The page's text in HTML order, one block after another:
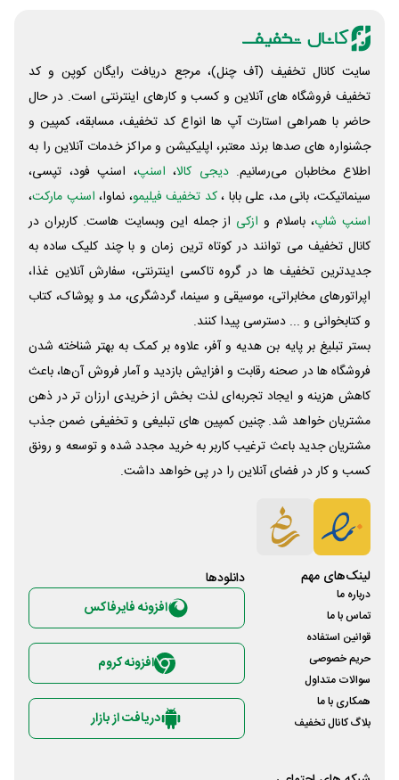
سایت کانال تخفیف (آف چنل)، مرجع دریافت رایگان کوپن و کد
تخفیف فروشگاه های آنلاین و کسب و‌ کارهای اینترنتی است. در حال
حاضر با همراهی استارت آپ ها انواع کد تخفیف، مسابقه، کمپین و
جشنواره های صدها برند معتبر، اپلیکیشن و مراکز خدمات آنلاین را به
اطلاع مخاطبان می‌رسانیم. دیجی کالا، اسنپ، اسنپ فود، تپسی،
سینماتیکت، بانی مد، علی‌ بابا ،کد تخفیف فیلیمو، نماوا، اسنپ مارکت،
اسنپ شاپ، باسلام و ازکی از جمله این وبسایت ‌هاست. کاربران در
کانال تخفیف می توانند در کوتاه ترین زمان و با چند کلیک ساده به
جدیدترین تخفیف ها در گروه تاکسی اینترنتی، سفارش آنلاین غذا،
اپراتورهای مخابراتی، موسیقی و سینما، گردشگری، مد و پوشاک، کتاب
و کتابخوانی و ... دسترسی پیدا کنند.
بستر تبلیغ بر پایه بن هدیه و آفر، علاوه بر کمک به بهتر شناخته شدن
فروشگاه ها در صحنه رقابت و افزایش بازدید و آمار فروش آن‌ها، باعث
کاهش هزینه و ایجاد تجربه‌ای لذت بخش از خریدی ارزان تر در ذهن
مشتریان خواهد شد. چنین کمپین های تبلیغی و تخفیفی ضمن جذب
مشتریان جدید باعث ترغیب کاربر به خرید مجدد شده و توسعه و رونق
کسب و کار در فضای آنلاین را در پی خواهد داشت.
لینک‌های مهم
درباره ما
تماس با ما
قوانین استفاده
حریم خصوصی
سوالات متداول
همکاری با ما
بلاگ کانال تخفیف
دانلود‌ها
افزونه فایرفاکس
افزونه کروم
دریافت از بازار